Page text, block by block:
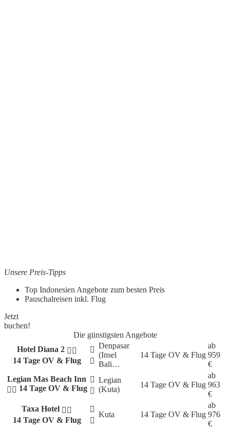
Unsere Preis-Tipps
Top Indonesien Angebote zum besten Preis
Pauschalreisen inkl. Flug
Jetzt
buchen!
Die günstigsten Angebote
Hotel Diana 2
14 Tage OV & Flug
Denpasar
(Insel
Bali…
14 Tage OV & Flug
ab
959
€
Legian Mas Beach Inn
14 Tage OV & Flug
Legian
(Kuta)
14 Tage OV & Flug
ab
963
€
Taxa Hotel
14 Tage OV & Flug
Kuta 14 Tage OV & Flug
ab
976
€